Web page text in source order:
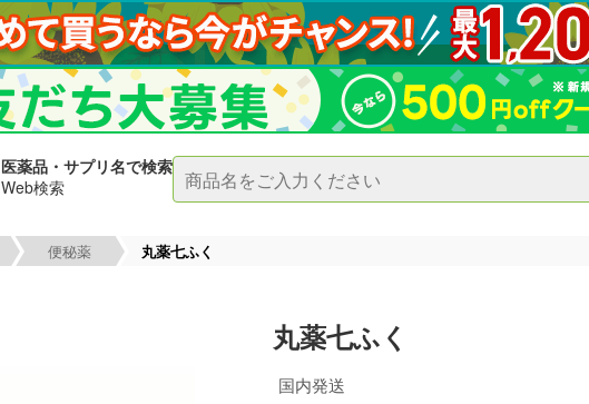
医薬品・サプリ名で検索
Web検索
便秘薬 丸薬七ふく
丸薬七ふく
国内発送